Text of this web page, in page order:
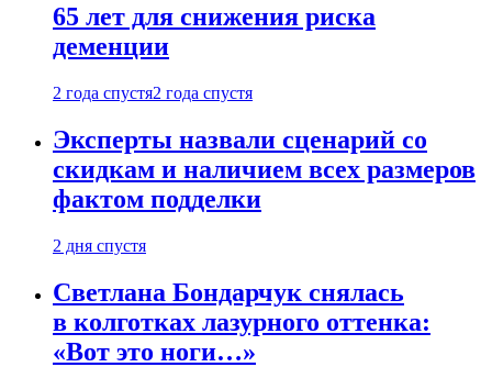
65 лет для снижения риска
деменции
2 года спустя2 года спустя
Эксперты назвали сценарий со
скидкам и наличием всех размеров
фактом подделки
2 дня спустя
Светлана Бондарчук снялась
в колготках лазурного оттенка:
«Вот это ноги…»